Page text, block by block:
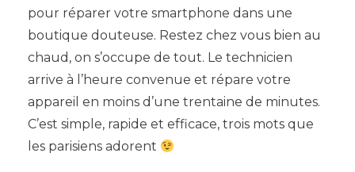
pour réparer votre smartphone dans une
boutique douteuse. Restez chez vous bien au
chaud, on s’occupe de tout. Le technicien
arrive à l’heure convenue et répare votre
appareil en moins d’une trentaine de minutes.
C’est simple, rapide et efficace, trois mots que
les parisiens adorent